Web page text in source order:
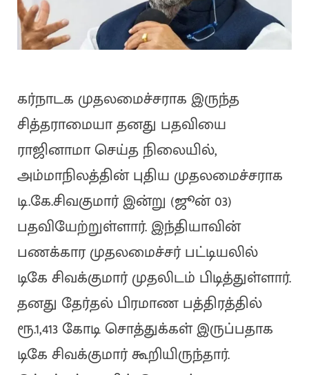
கர்நாடக முதலமைச்சராக இருந்த
சித்தராமையா தனது பதவியை
ராஜினாமா செய்த நிலையில்,
அம்மாநிலத்தின் புதிய முதலமைச்சராக
டி.கே.சிவகுமார் இன்று (ஜூன் 03)
பதவியேற்றுள்ளார். இந்தியாவின்
பணக்கார முதலமைச்சர் பட்டியலில்
டிகே சிவக்குமார் முதலிடம் பிடித்துள்ளார்.
தனது தேர்தல் பிரமாண பத்திரத்தில்
ரூ.1,413 கோடி சொத்துக்கள் இருப்பதாக
டிகே சிவக்குமார் கூறியிருந்தார்.